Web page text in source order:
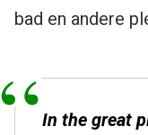
bad en andere
In the great